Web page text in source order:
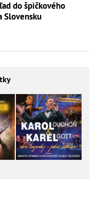
do špičkového
Slovensku